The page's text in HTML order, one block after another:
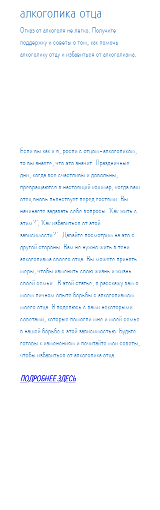
алкоголика отца
Отказ от алкоголя не легко. Получите
поддержку и советы о том, как помочь
алкоголику отцу и избавиться от алкоголизма.
Если вы как и я, росли с отцом-алкоголиком,
то вы знаете, что это значит. Праздничные
дни, когда все счастливы и довольны,
превращаются в настоящий кошмар, когда ваш
отец вновь пьянствует перед гостями. Вы
начинаете задавать себе вопросы: 'Как жить с
этим?', 'Как избавиться от этой
зависимости?'.  Давайте посмотрим на это с
другой стороны. Вам не нужно жить в тени
алкоголизма своего отца. Вы можете принять
меры, чтобы изменить свою жизнь и жизнь
своей семьи.  В этой статье, я расскажу вам о
моем личном опыте борьбы с алкоголизмом
моего отца. Я поделюсь с вами некоторыми
советами, которые помогли мне и моей семье
в нашей борьбе с этой зависимостью. Будьте
готовы к изменениям и почитайте мои советы,
чтобы избавиться от алкоголика отца.
ПОДРОБНЕЕ ЗДЕСЬ